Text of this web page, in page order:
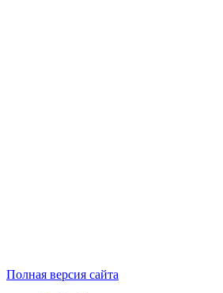
Полная версия сайта